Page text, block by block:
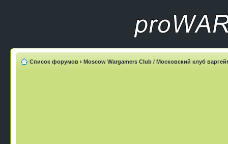
Список форумов › Moscow Wargamers Club / Московский клуб